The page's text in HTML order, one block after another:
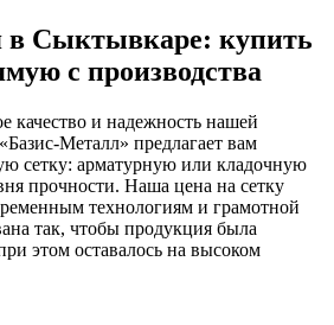
в Сыктывкаре: купить
с производства
качество и надежность нашей
Металл» предлагает вам
сетку: арматурную или кладочную
прочности. Наша цена на сетку
технологиям и грамотной
так, чтобы продукция была
этом оставалось на высоком